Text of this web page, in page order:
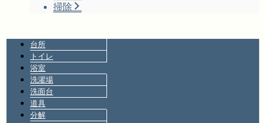
掃除
台所
トイレ
浴室
洗濯場
洗面台
道具
分解